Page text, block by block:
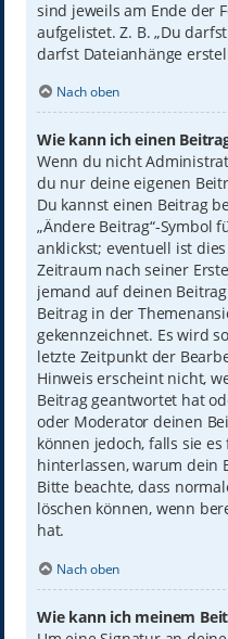
sind jeweils am Ende der
aufgelistet. Z. B. „Du
darfst Dateianhänge
Nach oben
Wie kann ich einen
Wenn du nicht
du nur deine eigenen
Du kannst einen Beitrag
„Ändere Beitrag“-Symbol
anklickst; eventuell ist
Zeitraum nach seiner
jemand auf deinen
Beitrag in der
gekennzeichnet. Es wird
letzte Zeitpunkt der
Hinweis erscheint nicht,
Beitrag geantwortet hat
oder Moderator deinen
können jedoch, falls sie
hinterlassen, warum dein
Bitte beachte, dass
löschen können, wenn
hat.
Nach oben
Wie kann ich meinem